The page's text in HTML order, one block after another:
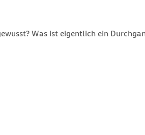
Was ist eigentlich ein